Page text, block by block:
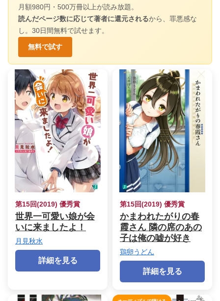
月額980円・500万冊以上が読み放題。
読んだページ数に応じて著者に還元されるから、罪悪感な
し。30日間無料で試せます。
無料で試す
第15回(2019) 優秀賞
世界一可愛い娘が会
いに来ましたよ！
月見秋水
詳細を見る
第15回(2019) 優秀賞
かまわれたがりの春
霞さん 隣の席のあの
子は俺の嘘が好き
鶏卵うどん
詳細を見る